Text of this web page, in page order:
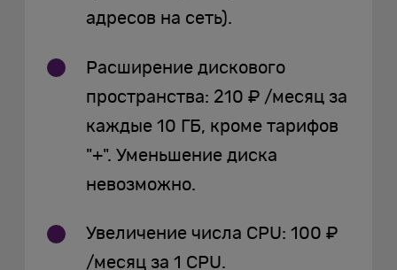
адресов на сеть).
Расширение дискового
пространства: 210 ₽ /месяц за
каждые 10 ГБ, кроме тарифов
"+". Уменьшение диска
невозможно.
Увеличение числа CPU: 100 ₽
/месяц за 1 CPU.